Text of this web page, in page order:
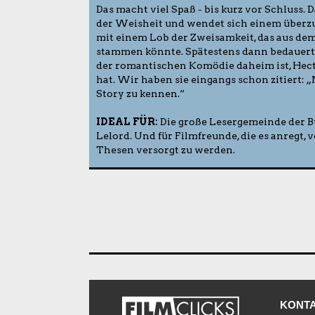
Das macht viel Spaß - bis kurz vor Schluss.
der Weisheit und wendet sich einem
mit einem Lob der Zweisamkeit, das aus
stammen könnte. Spätestens dann
der romantischen Komödie daheim ist,
hat. Wir haben sie eingangs schon zitiert:
Story zu kennen.“
IDEAL FÜR: Die große Lesergemeinde der
Lelord. Und für Filmfreunde, die es anregt,
Thesen versorgt zu werden.